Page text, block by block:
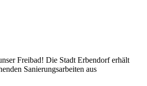
Freibad! Die Stadt Erbendorf erhält
Sanierungsarbeiten aus